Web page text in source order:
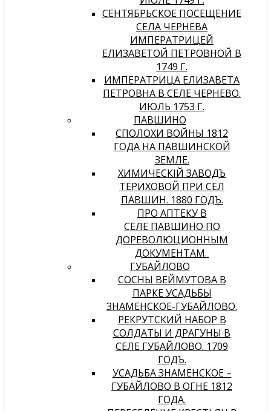
СЕНТЯБРЬСКОЕ ПОСЕЩЕНИЕ
СЕЛА ЧЕРНЕВА
ИМПЕРАТРИЦЕЙ
ЕЛИЗАВЕТОЙ ПЕТРОВНОЙ В
1749 Г.
ИМПЕРАТРИЦА ЕЛИЗАВЕТА
ПЕТРОВНА В СЕЛЕ ЧЕРНЕВО.
ИЮЛЬ 1753 Г.
ПАВШИНО
СПОЛОХИ ВОЙНЫ 1812
ГОДА НА ПАВШИНСКОЙ
ЗЕМЛЕ.
ХИМИЧЕСКIЙ ЗАВОДЪ
ТЕРИХОВОЙ ПРИ СЕЛѢ
ПАВШИНѢ. 1880 ГОДЪ.
ПРО АПТЕКУ В
СЕЛЕ ПАВШИНО ПО
ДОРЕВОЛЮЦИОННЫМ
ДОКУМЕНТАМ.
ГУБАЙЛОВО
СОСНЫ ВЕЙМУТОВА В
ПАРКЕ УСАДЬБЫ
ЗНАМЕНСКОЕ-ГУБАЙЛОВО.
РЕКРУТСКИЙ НАБОР В
СОЛДАТЫ И ДРАГУНЫ В
СЕЛЕ ГУБАЙЛОВО. 1709
ГОДЪ.
УСАДЬБА ЗНАМЕНСКОЕ –
ГУБАЙЛОВО В ОГНЕ 1812
ГОДА.